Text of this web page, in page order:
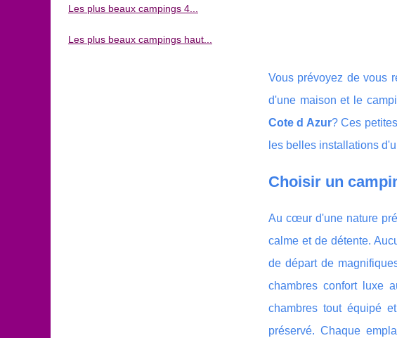
Vous prévoyez de vous
d'une maison et le
Cote d Azur? Ces
les belles installations
Choisir un
Au cœur d'une nature
calme et de détente.
de départ de
chambres confort luxe
chambres tout équipé
préservé. Chaque
Les plus beaux campings 4...
Les plus beaux campings haut...